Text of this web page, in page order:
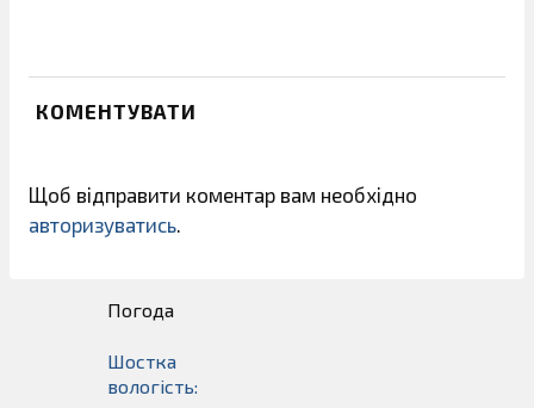
КОМЕНТУВАТИ
Щоб відправити коментар вам необхідно
авторизуватись.
Погода
Шостка
вологість: